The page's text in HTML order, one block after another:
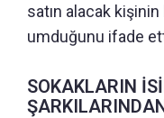
satın alacak kişinin
umduğunu ifade
SOKAKLARIN